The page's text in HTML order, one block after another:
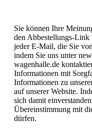
Sie können Ihre
den Abbestellungs-
jeder E-Mail, die Sie
indem Sie uns unter
wagenhalle.de
Informationen mit
Informationen zu
auf unserer Website.
sich damit
Übereinstimmung mit
dürfen.